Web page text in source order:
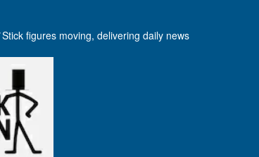
figures moving, delivering daily news